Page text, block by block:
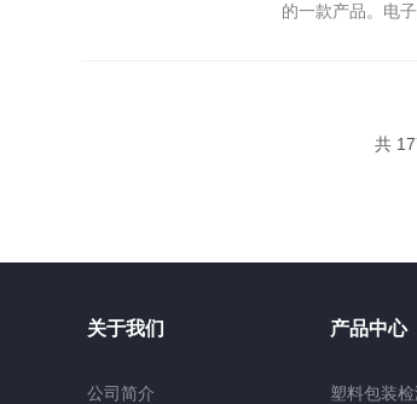
的一款产品。电
共
关于我们
公司简介
产品中心
塑料包装